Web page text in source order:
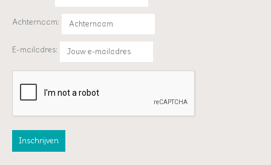
Achternaam:
E-mailadres: